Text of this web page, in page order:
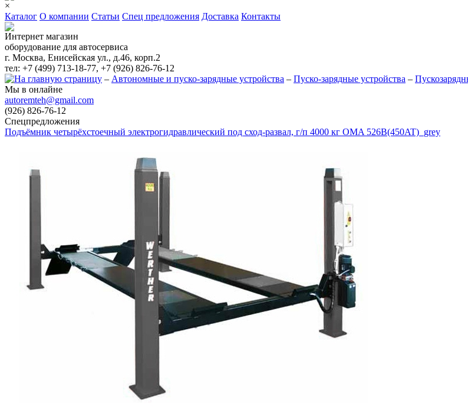
×
Каталог О компании Статьи Спец предложения Доставка Контакты
Интернет магазин
оборудование для автосервиса
г. Москва, Енисейская ул., д.46, корп.2
тел: +7 (499) 713-18-77, +7 (926) 826-76-12
– Автономные и пуско-зарядные устройства – Пуско-зарядные устройства –
Мы в онлайне
autoremteh@gmail.com
(926) 826-76-12
Спецпредложения
Подъёмник четырёхстоечный электрогидравлический под сход-развал, г/п 4000 кг OMA 526B(450AT)_grey